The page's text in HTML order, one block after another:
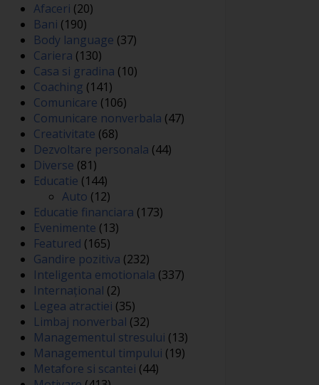
Afaceri (20)
Bani (190)
Body language (37)
Cariera (130)
Casa si gradina (10)
Coaching (141)
Comunicare (106)
Comunicare nonverbala (47)
Creativitate (68)
Dezvoltare personala (44)
Diverse (81)
Educatie (144)
Auto (12)
Educatie financiara (173)
Evenimente (13)
Featured (165)
Gandire pozitiva (232)
Inteligenta emotionala (337)
Internațional (2)
Legea atractiei (35)
Limbaj nonverbal (32)
Managementul stresului (13)
Managementul timpului (19)
Metafore si scantei (44)